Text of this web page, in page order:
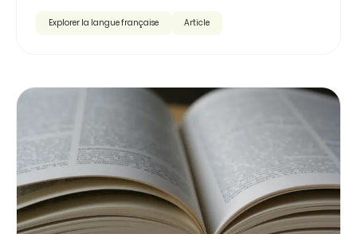
Explorer la langue française Article